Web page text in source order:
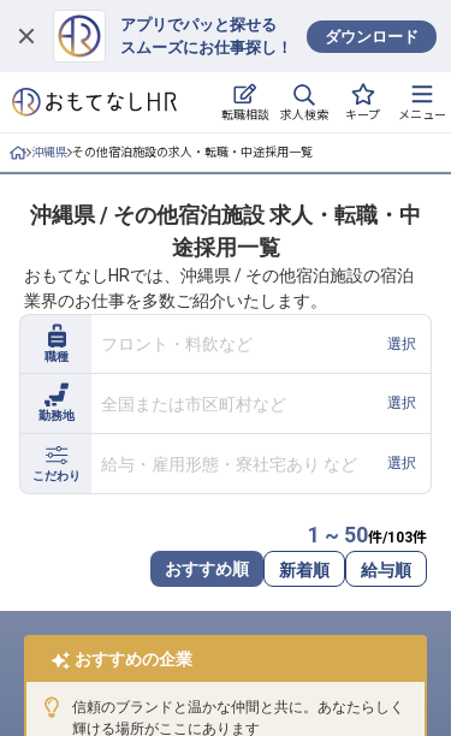
アプリでパッと探せる
スムーズにお仕事探し！
ダウンロード
転職相談 求人検索 キープ メニュー
ログイン
求人・施設を探す
就職・転職 合同説明会
おもてなしHRについて
ご利用の流れ
よくある質問
ホテル・宿泊業界情報コラム
転職サポートに申し込む
採用をお考えの企業様へ
沖縄県 その他宿泊施設の求人・転職・中途採用一覧
沖縄県 / その他宿泊施設 求人・転職・中
途採用一覧
おもてなしHRでは、沖縄県 / その他宿泊施設の宿泊
業界のお仕事を多数ご紹介いたします。
職種
フロント・料飲など 選択
勤務地
全国または市区町村など 選択
こだわり
給与・雇用形態・寮社宅あり など 選択
1 ~ 50件/103件
おすすめ順 新着順 給与順
おすすめの企業
信頼のブランドと温かな仲間と共に。あなたらしく
輝ける場所がここにあります